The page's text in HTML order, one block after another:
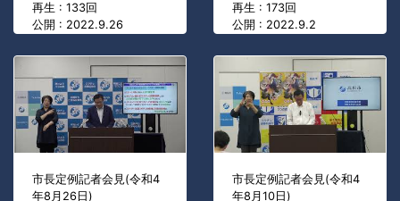
再生 : 133回
公開 : 2022.9.26
再生 : 173回
公開 : 2022.9.2
市長定例記者会見(令和4
年8月26日)
市長定例記者会見(令和4
年8月10日)